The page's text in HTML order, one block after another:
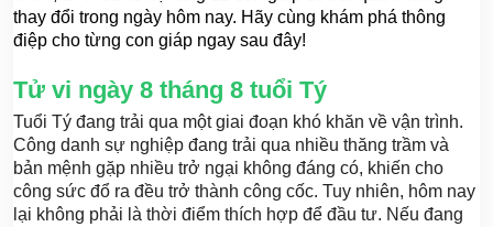
thay đổi trong ngày hôm nay. Hãy cùng khám phá thông
điệp cho từng con giáp ngay sau đây!
Tử vi ngày 8 tháng 8 tuổi Tý
Tuổi Tý đang trải qua một giai đoạn khó khăn về vận trình.
Công danh sự nghiệp đang trải qua nhiều thăng trầm và
bản mệnh gặp nhiều trở ngại không đáng có, khiến cho
công sức đổ ra đều trở thành công cốc. Tuy nhiên, hôm nay
lại không phải là thời điểm thích hợp để đầu tư. Nếu đang